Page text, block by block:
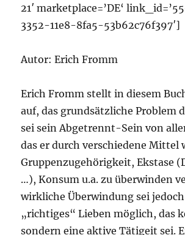
21′ marketplace=’DE‘
3352-11e8-8fa5-53b62c76f397′]
Autor: Erich Fromm
Erich Fromm stellt in diesem
auf, das grundsätzliche Problem
sei sein Abgetrennt-Sein von
das er durch verschiedene Mittel
Gruppenzugehörigkeit, Ekstase
…), Konsum u.a. zu überwinden
wirkliche Überwindung sei
„richtiges“ Lieben möglich, das
sondern eine aktive Tätigeit sei.